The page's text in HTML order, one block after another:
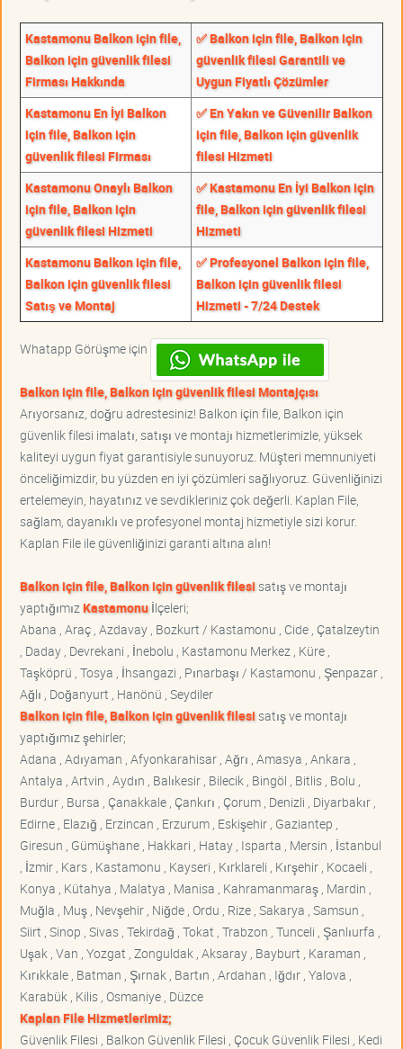
Kastamonu Balkon için file,
Balkon için güvenlik filesi
Firması Hakkında
✅ Balkon için file, Balkon için
güvenlik filesi Garantili ve
Uygun Fiyatlı Çözümler
Kastamonu En İyi Balkon
için file, Balkon için
güvenlik filesi Firması
✅ En Yakın ve Güvenilir Balkon
için file, Balkon için güvenlik
filesi Hizmeti
Kastamonu Onaylı Balkon
için file, Balkon için
güvenlik filesi Hizmeti
✅ Kastamonu En İyi Balkon için
file, Balkon için güvenlik filesi
Hizmeti
Kastamonu Balkon için file,
Balkon için güvenlik filesi
Satış ve Montaj
✅ Profesyonel Balkon için file,
Balkon için güvenlik filesi
Hizmeti - 7/24 Destek
Whatapp Görüşme için
Balkon için file, Balkon için güvenlik filesi Montajçısı
Arıyorsanız, doğru adrestesiniz! Balkon için file, Balkon için
güvenlik filesi imalatı, satışı ve montajı hizmetlerimizle, yüksek
kaliteyi uygun fiyat garantisiyle sunuyoruz. Müşteri memnuniyeti
önceliğimizdir, bu yüzden en iyi çözümleri sağlıyoruz. Güvenliğinizi
ertelemeyin, hayatınız ve sevdikleriniz çok değerli. Kaplan File,
sağlam, dayanıklı ve profesyonel montaj hizmetiyle sizi korur.
Kaplan File ile güvenliğinizi garanti altına alın!
Balkon için file, Balkon için güvenlik filesisatış ve montajı
yaptığımız Kastamonuİlçeleri;
Abana , Araç , Azdavay , Bozkurt / Kastamonu , Cide , Çatalzeytin
, Daday , Devrekani , İnebolu , Kastamonu Merkez , Küre ,
Taşköprü , Tosya , İhsangazi , Pınarbaşı / Kastamonu , Şenpazar ,
Ağlı , Doğanyurt , Hanönü , Seydiler
Balkon için file, Balkon için güvenlik filesisatış ve montajı
yaptığımız şehirler;
Adana , Adıyaman , Afyonkarahisar , Ağrı , Amasya , Ankara ,
Antalya , Artvin , Aydın , Balıkesir , Bilecik , Bingöl , Bitlis , Bolu ,
Burdur , Bursa , Çanakkale , Çankırı , Çorum , Denizli , Diyarbakır ,
Edirne , Elazığ , Erzincan , Erzurum , Eskişehir , Gaziantep ,
Giresun , Gümüşhane , Hakkari , Hatay , Isparta , Mersin , İstanbul
, İzmir , Kars , Kastamonu , Kayseri , Kırklareli , Kırşehir , Kocaeli ,
Konya , Kütahya , Malatya , Manisa , Kahramanmaraş , Mardin ,
Muğla , Muş , Nevşehir , Niğde , Ordu , Rize , Sakarya , Samsun ,
Siirt , Sinop , Sivas , Tekirdağ , Tokat , Trabzon , Tunceli , Şanlıurfa ,
Uşak , Van , Yozgat , Zonguldak , Aksaray , Bayburt , Karaman ,
Kırıkkale , Batman , Şırnak , Bartın , Ardahan , Iğdır , Yalova ,
Karabük , Kilis , Osmaniye , Düzce
Kaplan File Hizmetlerimiz;
Güvenlik Filesi , Balkon Güvenlik Filesi , Çocuk Güvenlik Filesi , Kedi